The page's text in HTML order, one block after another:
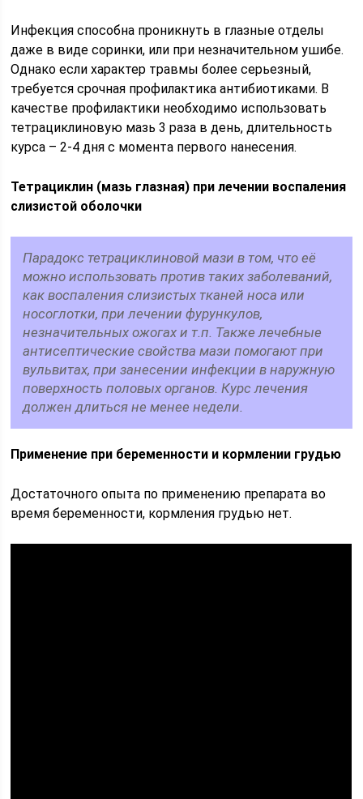
Инфекция способна проникнуть в глазные отделы
даже в виде соринки, или при незначительном ушибе.
Однако если характер травмы более серьезный,
требуется срочная профилактика антибиотиками. В
качестве профилактики необходимо использовать
тетрациклиновую мазь 3 раза в день, длительность
курса – 2-4 дня с момента первого нанесения.
Тетрациклин (мазь глазная) при лечении воспаления
слизистой оболочки
Парадокс тетрациклиновой мази в том, что её
можно использовать против таких заболеваний,
как воспаления слизистых тканей носа или
носоглотки, при лечении фурункулов,
незначительных ожогах и т.п. Также лечебные
антисептические свойства мази помогают при
вульвитах, при занесении инфекции в наружную
поверхность половых органов. Курс лечения
должен длиться не менее недели.
Применение при беременности и кормлении грудью
Достаточного опыта по применению препарата во
время беременности, кормления грудью нет.